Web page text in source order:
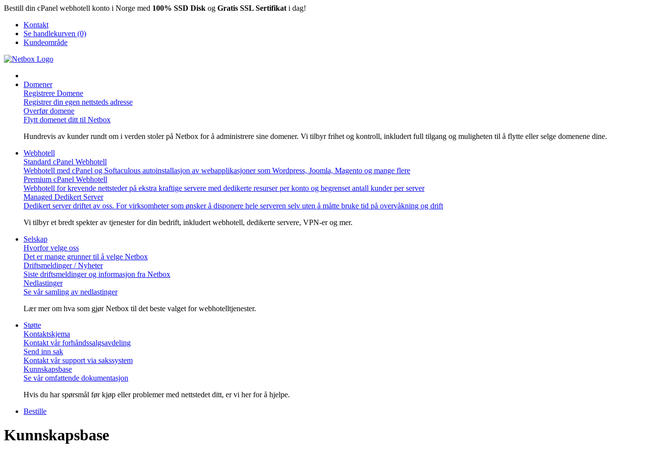
Bestill din cPanel webhotell konto i Norge med 100% SSD Disk og Gratis SSL Sertifikat i dag!
Kontakt
Se handlekurven (0)
Kundeområde
Domener
Registrere Domene
Registrer din egen nettsteds adresse
Overfør domene
Flytt domenet ditt til Netbox
Hundrevis av kunder rundt om i verden stoler på Netbox for å administrere sine domener. Vi tilbyr frihet og kontroll, inkludert full tilgang og muligheten til å flytte eller selge domenene dine.
Webhotell
Standard cPanel Webhotell
Webhotell med cPanel og Softaculous autoinstallasjon av webapplikasjoner som Wordpress, Joomla, Magento og mange flere
Premium cPanel Webhotell
Webhotell for krevende nettsteder på ekstra kraftige servere med dedikerte resurser per konto og begrenset antall kunder per server
Managed Dedikert Server
Dedikert server driftet av oss. For virksomheter som ønsker å disponere hele serveren selv uten å måtte bruke tid på overvåkning og drift
Vi tilbyr et bredt spekter av tjenester for din bedrift, inkludert webhotell, dedikerte servere, VPN-er og mer.
Selskap
Hvorfor velge oss
Det er mange grunner til å velge Netbox
Driftsmeldinger / Nyheter
Siste driftsmeldinger og informasjon fra Netbox
Nedlastinger
Se vår samling av nedlastinger
Lær mer om hva som gjør Netbox til det beste valget for webhotelltjenester.
Støtte
Kontaktskjema
Kontakt vår forhåndssalgsavdeling
Send inn sak
Kontakt vår support via sakssystem
Kunnskapsbase
Se vår omfattende dokumentasjon
Hvis du har spørsmål før kjøp eller problemer med nettstedet ditt, er vi her for å hjelpe.
Bestille
Kunnskapsbase